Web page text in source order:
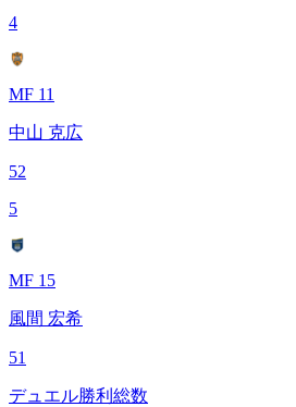
4
MF 11
中山 克広
52
5
MF 15
風間 宏希
51
デュエル勝利総数